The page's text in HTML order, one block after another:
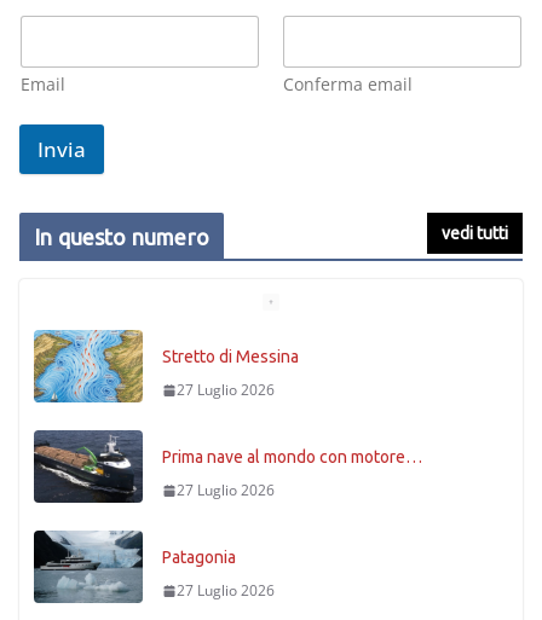
Email Conferma email
Invia
In questo numero vedi tutti
Stretto di Messina
27 Luglio 2026
Prima nave al mondo con motore…
27 Luglio 2026
Patagonia
27 Luglio 2026